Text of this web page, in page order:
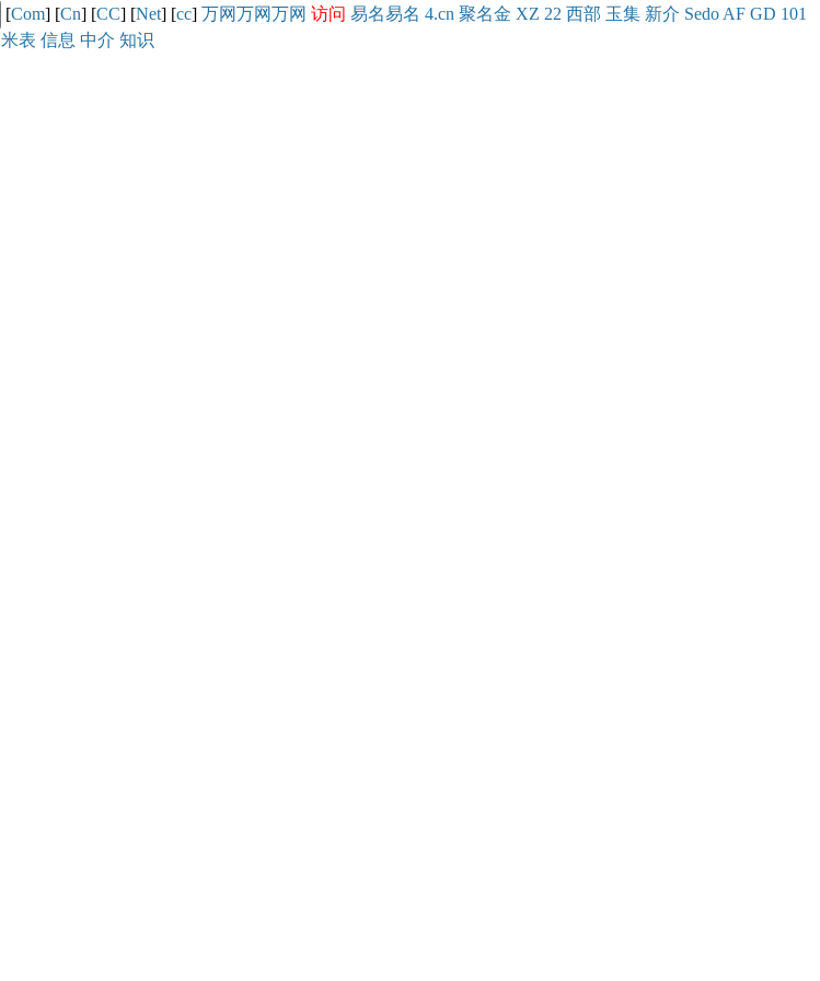
[Com] [Cn] [CC] [Net] [cc] 万网万网万网 访问 易名易名 4.cn 聚名金 XZ 22 西部 玉集 新介 Sedo AF GD 101
米表 信息 中介 知识